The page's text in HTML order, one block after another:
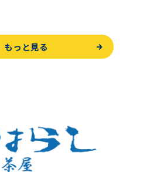
もっと見る